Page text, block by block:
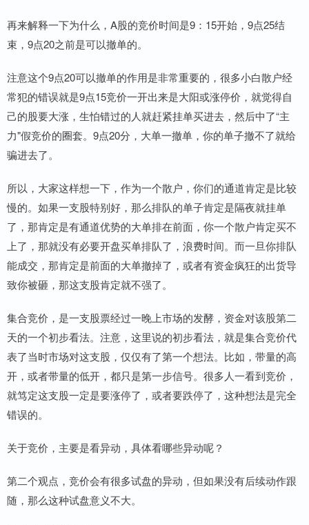
再来解释一下为什么，A股的竞价时间是9：15开始，9点25结
束，9点20之前是可以撤单的。
注意这个9点20可以撤单的作用是非常重要的，很多小白散户经
常犯的错误就是9点15竞价一开出来是大阳或涨停价，就觉得自
己的股要大涨，生怕错过的人就赶紧挂单买进去，然后中了“主
力"假竞价的圈套。9点20分，大单一撤单，你的单子撤不了就给
骗进去了。
所以，大家这样想一下，作为一个散户，你们的通道肯定是比较
慢的。如果一支股特别好，那么排队的单子肯定是隔夜就挂单
了，那肯定是有通道优势的大单排在前面，你一个散户肯定买不
上了，那就没有必要开盘买单排队了，浪费时间。而一旦你排队
能成交，那肯定是前面的大单撤掉了，或者有资金疯狂的出货导
致你被砸，那这支股肯定就不强了。
集合竞价，是一支股票经过一晚上市场的发酵，资金对该股第二
天的一个初步看法。注意，这里说的初步看法，就是集合竞价代
表了当时市场对这支股，仅仅有了第一个想法。比如，带量的高
开，或者带量的低开，都只是第一步信号。很多人一看到竞价，
就笃定这支股一定是要涨停了，或者要跌停了，这种想法是完全
错误的。
关于竞价，主要是看异动，具体看哪些异动呢？
第二个观点，竞价会有很多试盘的异动，但如果没有后续动作跟
随，那么这种试盘意义不大。